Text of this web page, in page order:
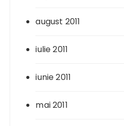
august 2011
iulie 2011
iunie 2011
mai 2011